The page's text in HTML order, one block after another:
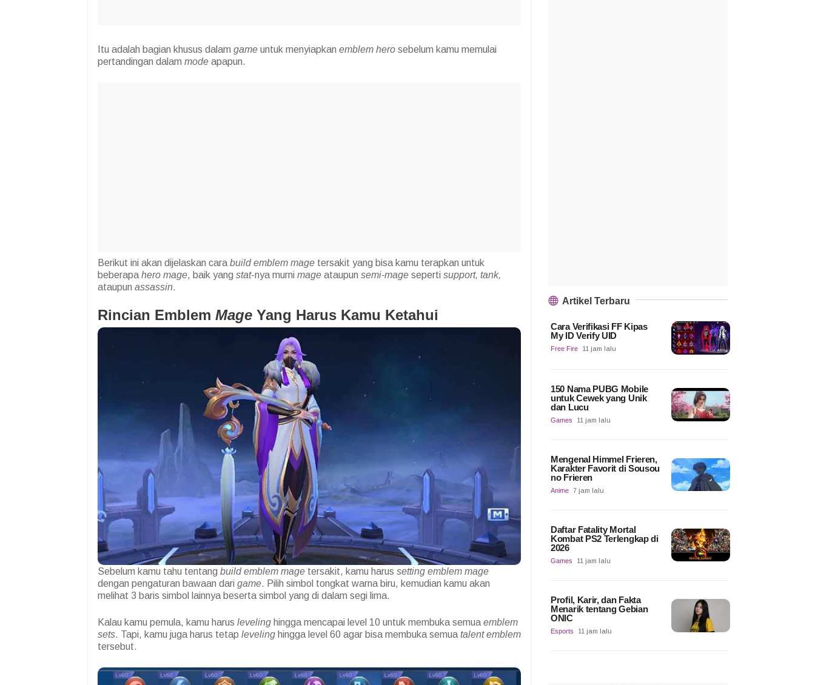
Itu adalah bagian khusus dalam game untuk menyiapkan emblem hero sebelum kamu memulai
pertandingan dalam mode apapun.
Berikut ini akan dijelaskan cara build emblem mage tersakit yang bisa kamu terapkan untuk
beberapa hero mage, baik yang stat-nya murni mage ataupun semi-mage seperti support, tank,
ataupun assassin.
Rincian Emblem Mage Yang Harus Kamu Ketahui
Sebelum kamu tahu tentang build emblem mage tersakit, kamu harus setting emblem mage
dengan pengaturan bawaan dari game. Pilih simbol tongkat warna biru, kemudian kamu akan
melihat 3 baris simbol lainnya beserta simbol yang di dalam segi lima.
Kalau kamu pemula, kamu harus leveling hingga mencapai level 10 untuk membuka semua emblem
sets. Tapi, kamu juga harus tetap leveling hingga level 60 agar bisa membuka semua talent emblem
tersebut.
Artikel Terbaru
Cara Verifikasi FF Kipas
My ID Verify UID
Free Fire 11 jam lalu
150 Nama PUBG Mobile
untuk Cewek yang Unik
dan Lucu
Games 11 jam lalu
Mengenal Himmel Frieren,
Karakter Favorit di Sousou
no Frieren
Anime 7 jam lalu
Daftar Fatality Mortal
Kombat PS2 Terlengkap di
2026
Games 11 jam lalu
Profil, Karir, dan Fakta
Menarik tentang Gebian
ONIC
Esports 11 jam lalu